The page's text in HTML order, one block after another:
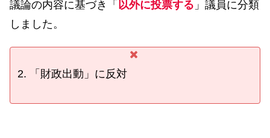
議論の内容に基づき「 以外に投票する 」議員に分類
しました。
2. 「財政出動」に反対